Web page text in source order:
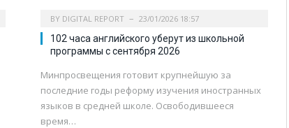
BY DIGITAL REPORT 23/01/2026 18:57
102 часа английского уберут из школьной
программы с сентября 2026
Минпросвещения готовит крупнейшую за
последние годы реформу изучения иностранных
языков в средней школе. Освободившееся
время…